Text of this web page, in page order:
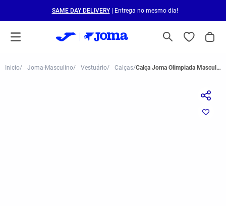
SAME DAY DELIVERY| Entrega no mesmo dia!
Joma-Masculino Vestuário Calças Calça Joma Olimpiada Masculina Preto